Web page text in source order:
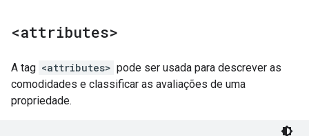
<attributes>
A tag <attributes> pode ser usada para descrever as
comodidades e classificar as avaliações de uma
propriedade.